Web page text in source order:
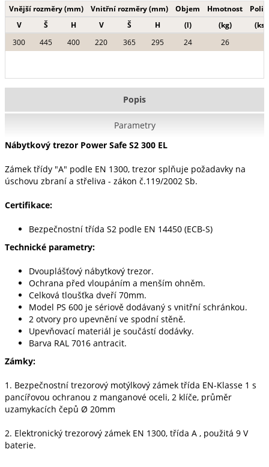
Vnější rozměry (mm) Vnitřní rozměry (mm) Objem Hmotnost
V
Š H V Š H (l) (kg)
(ks)
300
445 400 220 365 295 24 26
Popis
Parametry
Nábytkový trezor Power Safe S2 300 EL
Zámek třídy "A" podle EN 1300, trezor splňuje požadavky na
úschovu zbraní a střeliva - zákon č.119/2002 Sb.
Certifikace:
Bezpečnostní třída S2 podle EN 14450 (ECB-S)
Technické parametry:
Dvouplášťový nábytkový trezor.
Ochrana před vloupáním a menším ohněm.
Celková tloušťka dveří 70mm.
Model PS 600 je sériově dodávaný s vnitřní schránkou.
2 otvory pro upevnění ve spodní stěně.
Upevňovací materiál je součástí dodávky.
Barva RAL 7016 antracit.
Zámky:
1. Bezpečnostní trezorový motýlkový zámek třída EN-Klasse 1 s
pancířovou ochranou z manganové oceli, 2 klíče, průměr
uzamykacích čepů Ø 20mm
2. Elektronický trezorový zámek EN 1300, třída A , použitá 9 V
baterie.